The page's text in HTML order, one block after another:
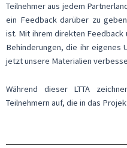
Teilnehmer aus jedem
ein Feedback darüber zu
ist. Mit ihrem direkten Feedback
Behinderungen, die ihr eigenes
jetzt unsere Materialien
Während dieser LTTA
Teilnehmern auf, die in das